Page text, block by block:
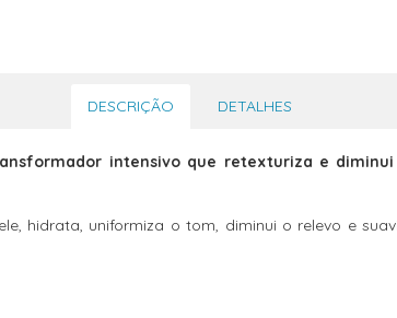
DESCRIÇÃO DETALHES
intensivo que retexturiza e
hidrata, uniformiza o tom, diminui o relevo e